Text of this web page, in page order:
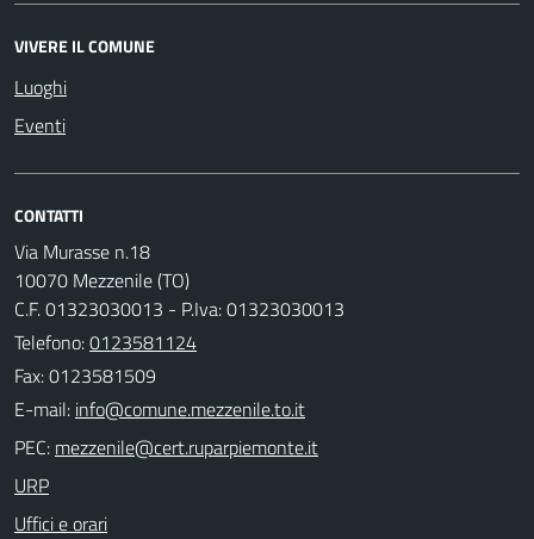
VIVERE IL COMUNE
Luoghi
Eventi
CONTATTI
Via Murasse n.18
10070 Mezzenile (TO)
C.F. 01323030013 - P.Iva: 01323030013
Telefono:0123581124
Fax: 0123581509
E-mail:
PEC:
URP
Uffici e orari